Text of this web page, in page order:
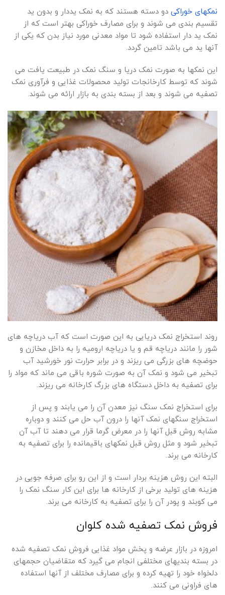
نمکهای خوراکی دو دسته هستند که به نمک یددار و بدون ید
تقسیم بندی می شوند و برای مصارف خوراکی بهتر است که از
نمک ید دار استفاده شود تا مواد معدنی مورد نیاز بدن که یکی از
آنها ید می باشد تامین گردد.
این نمکها به صورت نمک دریا و سنگ نمک در طبیعت یافت می
شوند که توسط کارخانجات تولید محصولات غذایی و فرآوری نمک
تصفیه می شوند و بعد از بسته بندی به بازار ارائه می شوند.
روند استخراج نمک دریایی به این صورت است که آب دریاچه های
شور را مانند دریاچه قم و یا دریاچه ارومیه را به داخل مخازن و
حوضچه های بزرگی می ریزند و در برابر حرارت نور خورشید آب
تبخیر می شود و نمک آن به صورت شوره باقی می ماند که مواد را
برای تصفیه به داخل دستگاه های بزرگ کارخانه می ریزند.
برای استخراج نمک سنگ نیز معدن آن را می یابند و پس از
استخراج سنگهای نمک آنها را درون آب حل می کنند و دوباره
مشابه روش قبل آنها را در معرض گرما قرار می دهند تا آب آن
تبخیر شود و مثل روش قبل نمکهای باقیمانده را برای تصفیه به
کارخانه می برند.
البته این روش هزینه بردار است و از این رو برای صرفه جویی در
هزینه های تولید برخی از کارخانه ها برای این کار سنگ نمک را
می کوبند و پودر آن را برای تصفیه به کارخانه می برند.
فروش نمک تصفیه شده کلوان
امروزه در بازار عرضه و پخش مواد غذایی فروش نمک تصفیه شده
در بسته بندیهای مختلفی انجام می گیرد که متقاضیان حجمهای
دلخواه خود را تهیه کرده و برای مصارف مختلف از آنها استفاده
های فراونی می کنند.